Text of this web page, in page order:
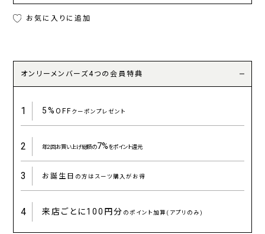
お気に入りに追加
オンリーメンバーズ4つの会員特典
1 5%OFFクーポンプレゼント
2 年2回お買い上げ総額の7%をポイント還元
3 お誕生日 の方はスーツ購入がお得
4 来店ごとに100円分 のポイント加算(アプリのみ)